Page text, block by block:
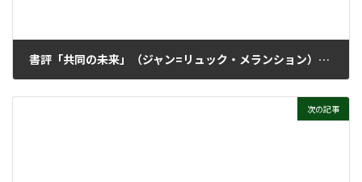
書評「共同の未来」（ジャン=リュック・メランション） 法政大学出版局 ２０２４年
次の記事